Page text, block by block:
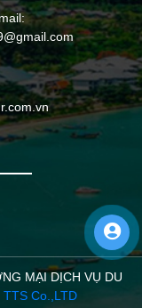
MẠI DỊCH VỤ DU
TTS Co.,LTD